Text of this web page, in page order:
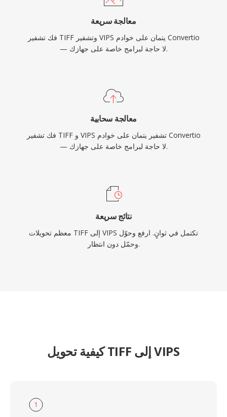
معالجة سريعة
فك تشفير TIFF وتشفير VIPS يتمان على خوادم Convertio
— لا حاجة لبرامج خاصة على جهازك.
معالجة سحابية
فك تشفير TIFF و VIPS تشفير يتمان على خوادم Convertio
— لا حاجة لبرامج خاصة على جهازك.
نتائج سريعة
معظم تحويلات TIFF إلى VIPS تكتمل في ثوانٍ. ارفع وحوّل
وحمّل دون انتظار.
كيفية تحويل TIFF إلى VIPS
1